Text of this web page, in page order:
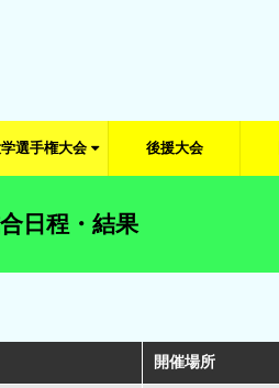
選手権大会 後援大会
日程・結果
開催場所